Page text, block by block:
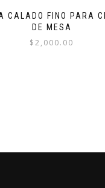
CALADO FINO PARA
DE MESA
$2,000.00